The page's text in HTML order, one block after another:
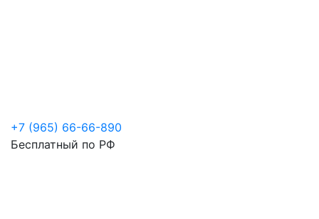
+7 (965) 66-66-890
Бесплатный по РФ